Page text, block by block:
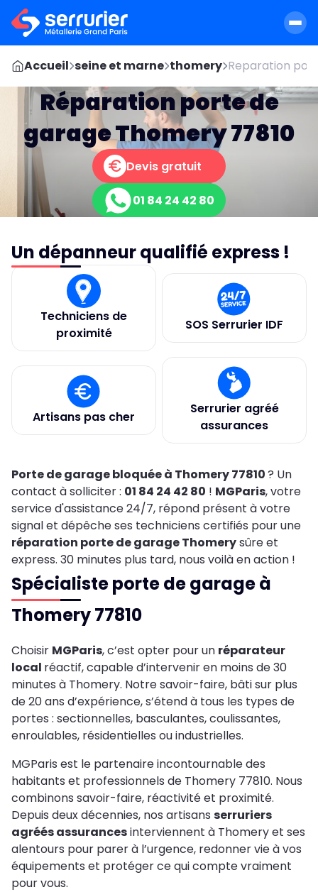
Accueil seine et marne thomery Reparation
Réparation porte de
garage Thomery 77810
Devis gratuit
01 84 24 42 80
Un dépanneur qualifié express !
Techniciens de
proximité
SOS Serrurier IDF
Artisans pas cher
Serrurier agréé
assurances
Porte de garage bloquée à Thomery 77810? Un
contact à solliciter : 01 84 24 42 80 ! MGParis, votre
service d'assistance 24/7, répond présent à votre
signal et dépêche ses techniciens certifiés pour une
réparation porte de garage Thomerysûre et
express. 30 minutes plus tard, nous voilà en action !
Spécialiste porte de garage à
Thomery 77810
Choisir MGParis, c’est opter pour un réparateur
local réactif, capable d’intervenir en moins de 30
minutes à Thomery. Notre savoir-faire, bâti sur plus
de 20 ans d’expérience, s’étend à tous les types de
portes : sectionnelles, basculantes, coulissantes,
enroulables, résidentielles ou industrielles.
MGParis est le partenaire incontournable des
habitants et professionnels de Thomery 77810. Nous
combinons savoir-faire, réactivité et proximité.
Depuis deux décennies, nos artisans serruriers
agréés assurancesinterviennent à Thomery et ses
alentours pour parer à l’urgence, redonner vie à vos
équipements et protéger ce qui compte vraiment
pour vous.